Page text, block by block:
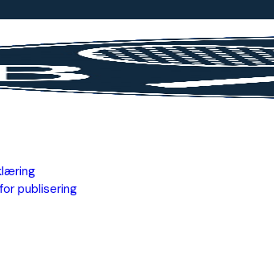
publisering